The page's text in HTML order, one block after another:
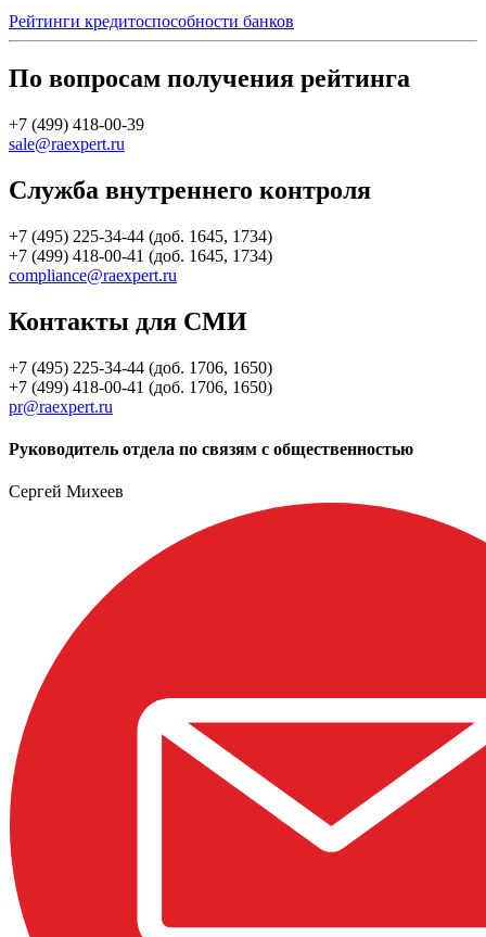
Рейтинги кредитоспособности банков
По вопросам получения рейтинга
+7 (499) 418-00-39
sale@raexpert.ru
Служба внутреннего контроля
+7 (495) 225-34-44 (доб. 1645, 1734)
+7 (499) 418-00-41 (доб. 1645, 1734)
compliance@raexpert.ru
Контакты для СМИ
+7 (495) 225-34-44 (доб. 1706, 1650)
+7 (499) 418-00-41 (доб. 1706, 1650)
pr@raexpert.ru
Руководитель отдела по связям с общественностью
Сергей Михеев